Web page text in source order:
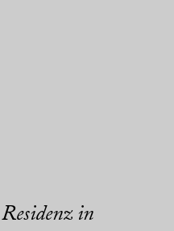
in